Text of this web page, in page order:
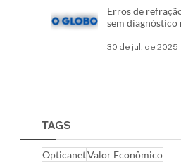
Erros de
sem diagnóstico
30 de jul. de 2025
TAGS
OpticanetValor Econômico